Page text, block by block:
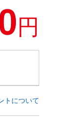
円
トについて